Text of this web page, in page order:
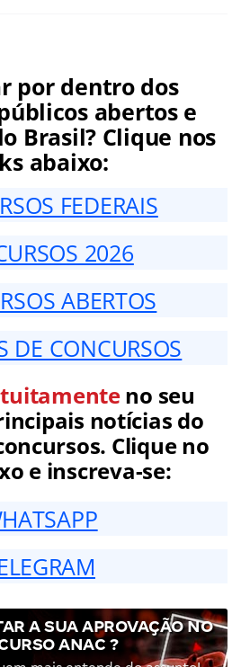
por dentro dos
abertos e
Brasil? Clique nos
abaixo:
FEDERAIS
2026
ABERTOS
DE CONCURSOS
no seu
notícias do
Clique no
e inscreva-se:
A SUA APROVAÇÃO NO
ANAC ?